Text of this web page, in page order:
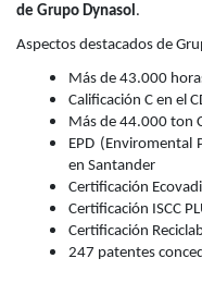
de Grupo Dynasol.
Aspectos destacados de
Más de 43.000
Calificación C en el
Más de 44.000 ton
EPD (Enviromental
en Santander
Certificación
Certificación ISCC
Certificación
247 patentes